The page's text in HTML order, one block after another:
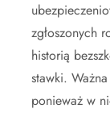
zgłoszonych
historią
stawki.
ponieważ w